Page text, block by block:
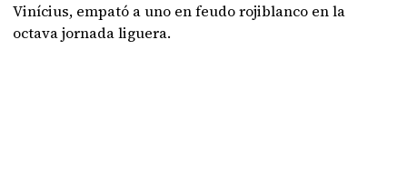
Vinícius, empató a uno en feudo rojiblanco en la
octava jornada liguera.